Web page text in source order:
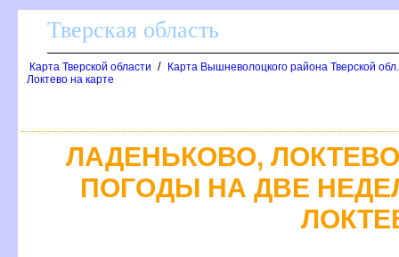
Тверская область
Карта Тверской области /
Карта Вышневолоцкого района Тверской
Локтево на карте
ЛАДЕНЬКОВО,
ПОГОДЫ НА ДВЕ